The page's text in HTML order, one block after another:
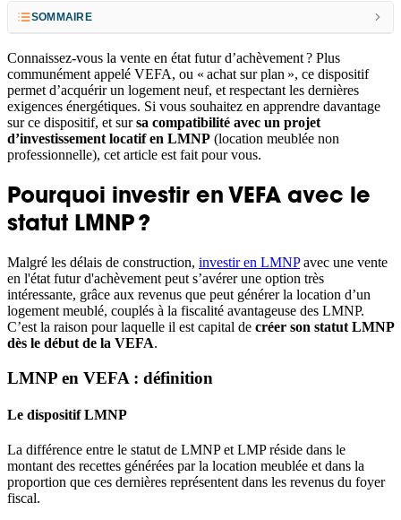
SOMMAIRE
Pourquoi investir en VEFA avec le statut LMNP ?
Comment investir dans un bien LMNP en VEFA ?
Comment créer votre LMNP en VEFA ?
Connaissez-vous la vente en état futur d’achèvement ? Plus
communément appelé VEFA, ou « achat sur plan », ce dispositif
permet d’acquérir un logement neuf, et respectant les dernières
exigences énergétiques. Si vous souhaitez en apprendre davantage
sur ce dispositif, et sursa compatibilité avec un projet
d’investissement locatif en LMNP (location meublée non
professionnelle), cet article est fait pour vous.
Pourquoi investir en VEFA avec le
statut LMNP ?
Malgré les délais de construction, investir en LMNPavec une vente
en l'état futur d'achèvement peut s’avérer une option très
intéressante, grâce aux revenus que peut générer la location d’un
logement meublé, couplés à la fiscalité avantageuse des LMNP.
C’est la raison pour laquelle il est capital de créer son statut LMNP
dès le début de la VEFA.
LMNP en VEFA : définition
Le dispositif LMNP
La différence entre le statut de LMNP et LMP réside dans le
montant des recettes générées par la location meublée et dans la
proportion que ces dernières représentent dans les revenus du foyer
fiscal.